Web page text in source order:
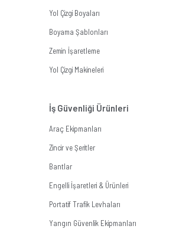
Yol Çizgi Boyaları
Boyama Şablonları
Zemin İşaretleme
Yol Çizgi Makineleri
İş Güvenliği Ürünleri
Araç Ekipmanları
Zincir ve Şeritler
Bantlar
Engelli İşaretleri & Ürünleri
Portatif Trafik Levhaları
Yangın Güvenlik Ekipmanları